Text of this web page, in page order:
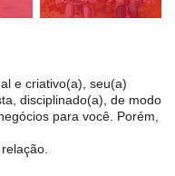
e criativo(a), seu(a)
disciplinado(a), de modo
para você. Porém,